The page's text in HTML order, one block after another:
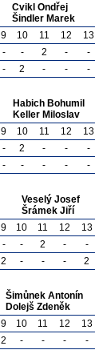
Cvikl Ondřej
Šindler Marek
9 10 11 12 13
- - 2 - -
- 2 - - -
Habich Bohumil
Keller Miloslav
9 10 11 12 13
- 2 - - -
- - - - -
Veselý Josef
Šrámek Jiří
9 10 11 12 13
- - 2 - -
2 - - - 2
Šimůnek Antonín
Dolejš Zdeněk
9 10 11 12 13
2 - - - -